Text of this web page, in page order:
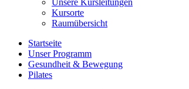
Unsere Kursleitungen
Kursorte
Raumübersicht
Startseite
Unser Programm
Gesundheit & Bewegung
Pilates